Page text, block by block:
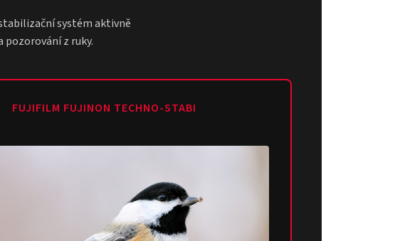
systém aktivně
pozorování z ruky.
FUJIFILM FUJINON TECHNO-STABI